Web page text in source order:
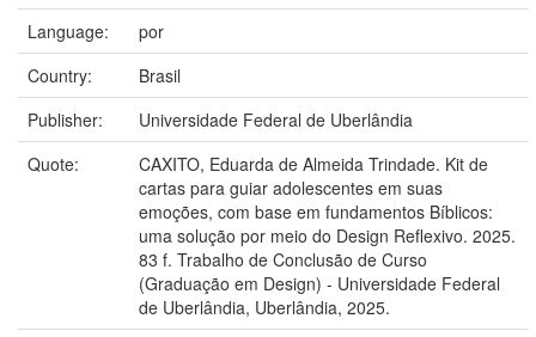
Language:
por
Country:
Brasil
Publisher:
Universidade Federal de Uberlândia
Quote:
CAXITO, Eduarda de Almeida Trindade. Kit de
cartas para guiar adolescentes em suas
emoções, com base em fundamentos Bíblicos:
uma solução por meio do Design Reflexivo. 2025.
83 f. Trabalho de Conclusão de Curso
(Graduação em Design) - Universidade Federal
de Uberlândia, Uberlândia, 2025.